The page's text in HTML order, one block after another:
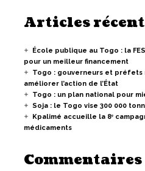
Articles
École publique au Togo : la
pour un meilleur financement
Togo : gouverneurs et préfets
améliorer l’action de l’État
Togo : un plan national pour
Soja : le Togo vise 300 000
Kpalimé accueille la 8ᵉ
médicaments